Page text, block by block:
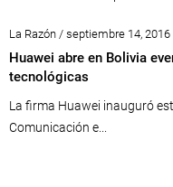
La Razón / septiembre 14, 2016
Huawei abre en Bolivia
tecnológicas
La firma Huawei inauguró
Comunicación e...